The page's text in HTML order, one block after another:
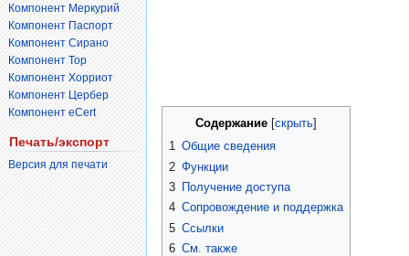
Содержание
1 Общие сведения
2 Функции
3 Получение доступа
4 Сопровождение и поддержка
5 Ссылки
6 См. также
Компонент Меркурий
Компонент Паспорт
Компонент Сирано
Компонент Тор
Компонент Хорриот
Компонент Цербер
Компонент eCert
Печать/экспорт
Версия для печати